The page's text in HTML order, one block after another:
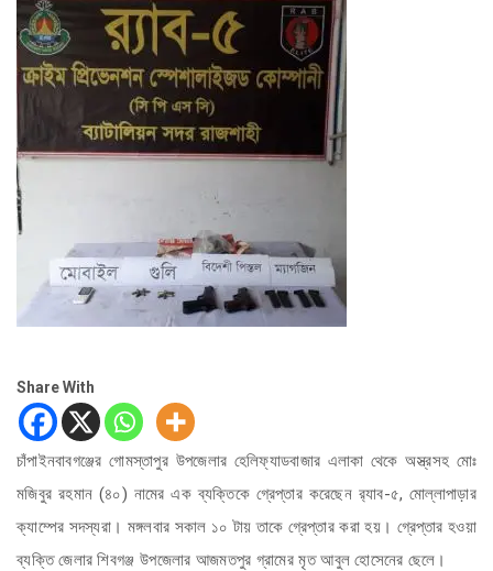
Share With
চাঁপাইনবাবগঞ্জের গোমস্তাপুর উপজেলার হেলিফ্যাডবাজার এলাকা থেকে অস্ত্রসহ মোঃ
মজিবুর রহমান (৪০) নামের এক ব্যক্তিকে গ্রেপ্তার করেছেন র‌্যাব-৫, মোল্লাপাড়ার
ক্যাম্পের সদস্যরা। মঙ্গলবার সকাল ১০ টায় তাকে গ্রেপ্তার করা হয়। গ্রেপ্তার হওয়া
ব্যক্তি জেলার শিবগঞ্জ উপজেলার আজমতপুর গ্রামের মৃত আবুল হোসেনের ছেলে।